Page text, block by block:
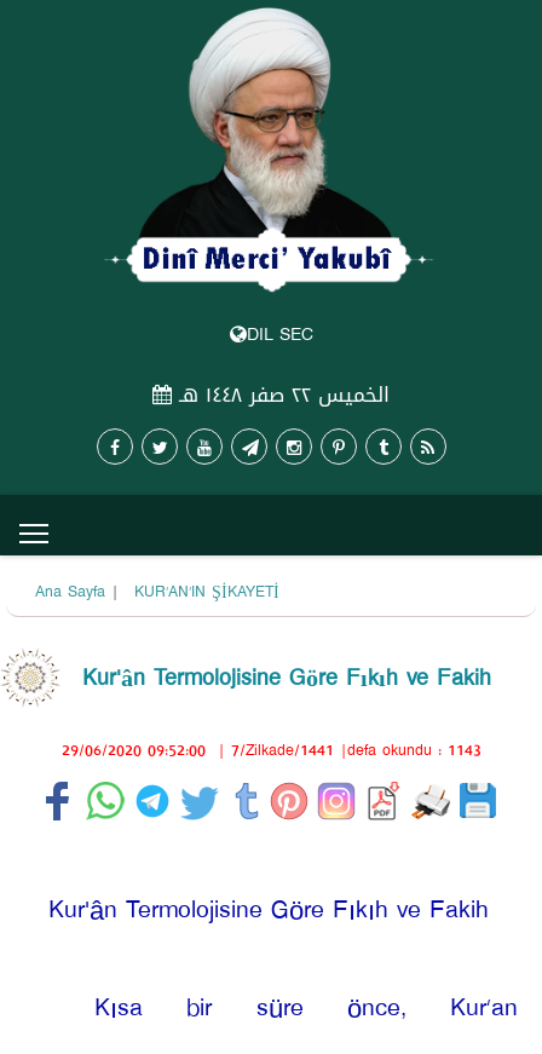
DIL SEC
الخميس ٢٢ صفر ١٤٤٨ هـ
Ana Sayfa | KUR’AN’IN ŞİKAYETİ
Kur'ân Termolojisine Göre Fıkıh ve Fakih
29/06/2020 09:52:00 | 7/Zilkade/1441 |defa okundu : 1143
Kur'ân Termolojisine Göre Fıkıh ve Fakih
Kısa bir süre önce, Kur’an